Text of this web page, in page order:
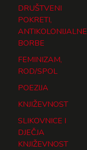
DRUŠTVENI
POKRETI,
ANTIKOLONIJALNE
BORBE
FEMINIZAM,
ROD/SPOL
POEZIJA
KNJIŽEVNOST
SLIKOVNICE I
DJEČJA
KNJIŽEVNOST